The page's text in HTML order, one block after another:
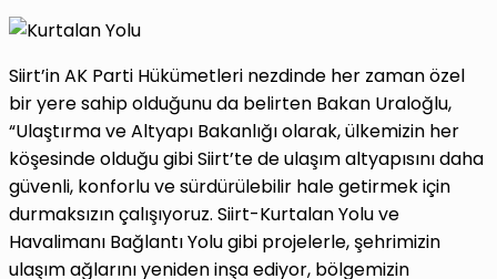
Siirt’in AK Parti Hükümetleri nezdinde her zaman özel
bir yere sahip olduğunu da belirten Bakan Uraloğlu,
“Ulaştırma ve Altyapı Bakanlığı olarak, ülkemizin her
köşesinde olduğu gibi Siirt’te de ulaşım altyapısını daha
güvenli, konforlu ve sürdürülebilir hale getirmek için
durmaksızın çalışıyoruz. Siirt-Kurtalan Yolu ve
Havalimanı Bağlantı Yolu gibi projelerle, şehrimizin
ulaşım ağlarını yeniden inşa ediyor, bölgemizin